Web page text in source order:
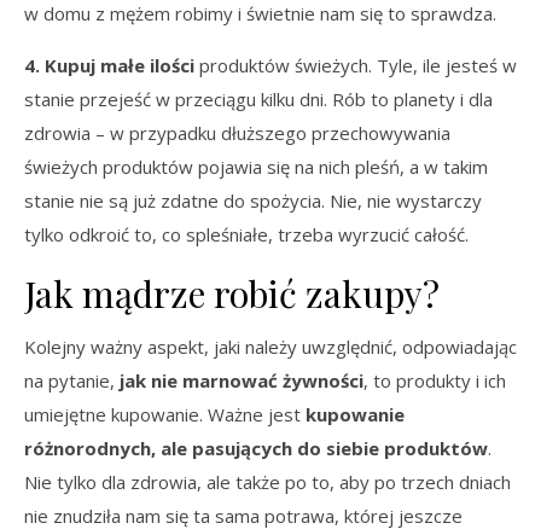
w domu z mężem robimy i świetnie nam się to sprawdza.
4. Kupuj małe ilości produktów świeżych. Tyle, ile jesteś w
stanie przejeść w przeciągu kilku dni. Rób to planety i dla
zdrowia – w przypadku dłuższego przechowywania
świeżych produktów pojawia się na nich pleśń, a w takim
stanie nie są już zdatne do spożycia. Nie, nie wystarczy
tylko odkroić to, co spleśniałe, trzeba wyrzucić całość.
Jak mądrze robić zakupy?
Kolejny ważny aspekt, jaki należy uwzględnić, odpowiadając
na pytanie, jak nie marnować żywności, to produkty i ich
umiejętne kupowanie. Ważne jest kupowanie
różnorodnych, ale pasujących do siebie produktów.
Nie tylko dla zdrowia, ale także po to, aby po trzech dniach
nie znudziła nam się ta sama potrawa, której jeszcze